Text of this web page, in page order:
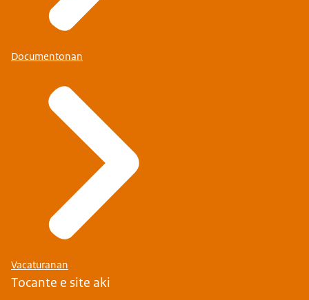
Documentonan
Vacaturanan
Tocante e site aki